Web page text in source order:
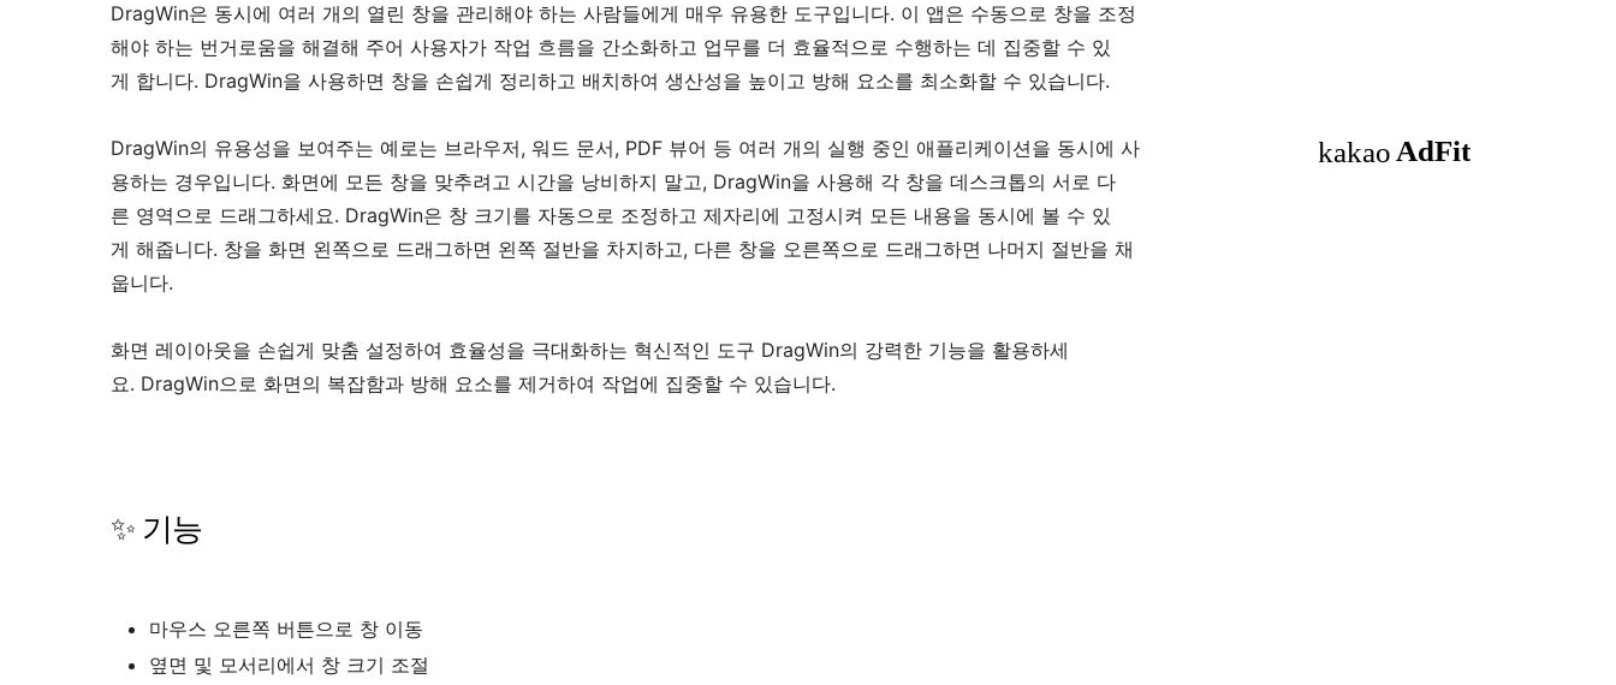
DragWin은 동시에 여러 개의 열린 창을 관리해야 하는 사람들에게 매우 유용한 도구입니다. 이 앱은 수동으로 창을 조정
해야 하는 번거로움을 해결해 주어 사용자가 작업 흐름을 간소화하고 업무를 더 효율적으로 수행하는 데 집중할 수 있
게 합니다. DragWin을 사용하면 창을 손쉽게 정리하고 배치하여 생산성을 높이고 방해 요소를 최소화할 수 있습니다.
DragWin의 유용성을 보여주는 예로는 브라우저, 워드 문서, PDF 뷰어 등 여러 개의 실행 중인 애플리케이션을 동시에 사
용하는 경우입니다. 화면에 모든 창을 맞추려고 시간을 낭비하지 말고, DragWin을 사용해 각 창을 데스크톱의 서로 다
른 영역으로 드래그하세요. DragWin은 창 크기를 자동으로 조정하고 제자리에 고정시켜 모든 내용을 동시에 볼 수 있
게 해줍니다. 창을 화면 왼쪽으로 드래그하면 왼쪽 절반을 차지하고, 다른 창을 오른쪽으로 드래그하면 나머지 절반을 채
웁니다.
화면 레이아웃을 손쉽게 맞춤 설정하여 효율성을 극대화하는 혁신적인 도구 DragWin의 강력한 기능을 활용하세
요. DragWin으로 화면의 복잡함과 방해 요소를 제거하여 작업에 집중할 수 있습니다.
✨ 기능
마우스 오른쪽 버튼으로 창 이동
옆면 및 모서리에서 창 크기 조절